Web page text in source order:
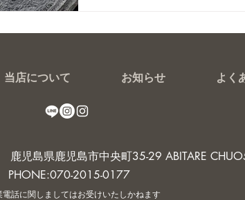
当店について お知らせ よく
鹿児島県鹿児島市中央町35-29 ABITARE
PHONE:070-2015-0177
話に関しましてはお受けいたしかねます